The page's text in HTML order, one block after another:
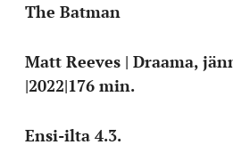
The Batman
Matt Reeves | Draama,
|2022|176 min.
Ensi-ilta 4.3.